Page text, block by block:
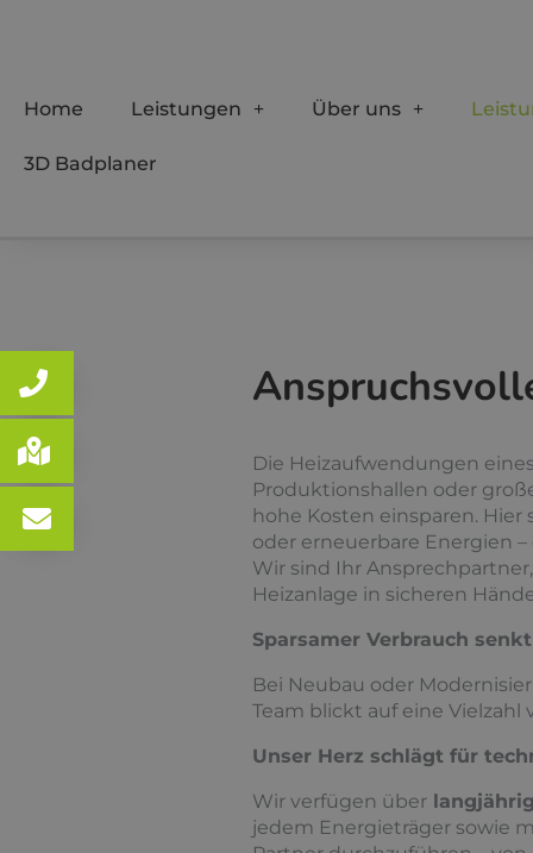
Home Leistungen Über uns
3D Badplaner
Die Heizaufwendungen
Produktionshallen oder
hohe Kosten einsparen. Hier
oder erneuerbare Energien
Wir sind Ihr
Heizanlage in sicheren
Sparsamer Verbrauch
Bei Neubau oder
Team blickt auf eine
Unser Herz schlägt für
Wir verfügen über
jedem Energieträger sowie